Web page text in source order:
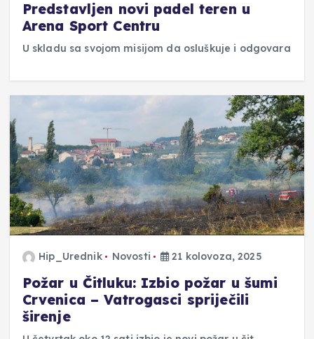
Predstavljen novi padel teren u
Arena Sport Centru
U skladu sa svojom misijom da osluškuje i odgovara
Hip_Urednik Novosti 21 kolovoza, 2025
Požar u Čitluku: Izbio požar u šumi
Crvenica – Vatrogasci spriječili
širenje